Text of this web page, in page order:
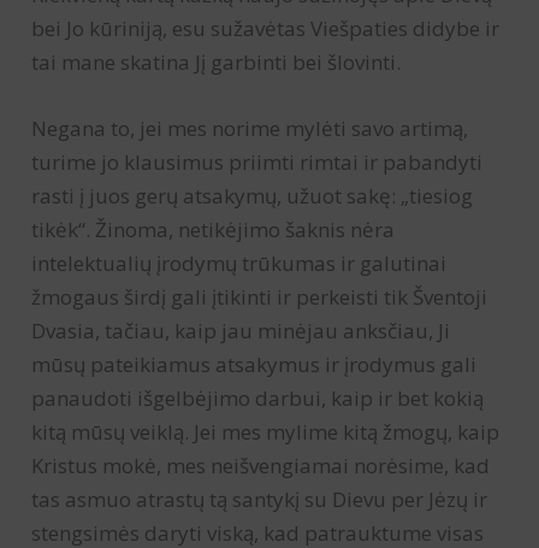
bei Jo kūriniją, esu sužavėtas Viešpaties didybe ir
tai mane skatina Jį garbinti bei šlovinti.
Negana to, jei mes norime mylėti savo artimą,
turime jo klausimus priimti rimtai ir pabandyti
rasti į juos gerų atsakymų, užuot sakę: „tiesiog
tikėk“. Žinoma, netikėjimo šaknis nėra
intelektualių įrodymų trūkumas ir galutinai
žmogaus širdį gali įtikinti ir perkeisti tik Šventoji
Dvasia, tačiau, kaip jau minėjau anksčiau, Ji
mūsų pateikiamus atsakymus ir įrodymus gali
panaudoti išgelbėjimo darbui, kaip ir bet kokią
kitą mūsų veiklą. Jei mes mylime kitą žmogų, kaip
Kristus mokė, mes neišvengiamai norėsime, kad
tas asmuo atrastų tą santykį su Dievu per Jėzų ir
stengsimės daryti viską, kad patrauktume visas